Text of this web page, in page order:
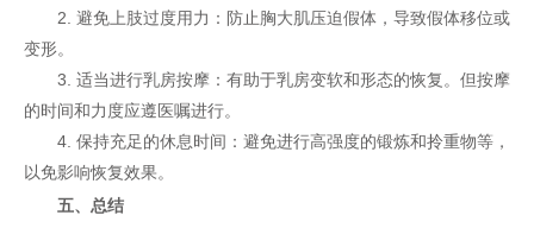
2. 避免上肢过度用力：防止胸大肌压迫假体，导致假体移位或
变形。
3. 适当进行乳房按摩：有助于乳房变软和形态的恢复。但按摩
的时间和力度应遵医嘱进行。
4. 保持充足的休息时间：避免进行高强度的锻炼和拎重物等，
以免影响恢复效果。
五、总结